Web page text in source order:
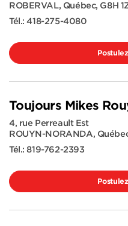
ROBERVAL, Québec, G8H
Tél.:418-275-4080
Toujours Mikes
4, rue Perreault Est
ROUYN-NORANDA,
Tél.:819-762-2393